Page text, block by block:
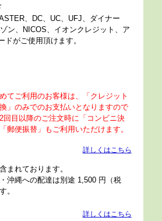
、DC、UC、UFJ、ダイナー
ン、NICOS、イオンクレジット、ア
ドがご使用頂けます。
てご利用のお客様は、「クレジット
」のみでのお支払いとなりますので
回目以降のご注文時に「コンビニ決
郵便振替」もご利用いただけます。
詳しくはこちら
まれております。
沖縄への配達は別途 1,500 円（税
。
詳しくはこちら